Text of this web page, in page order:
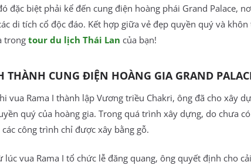
đặc biệt phải kể đến cung điện hoàng phái Grand Palace,
di tích cổ độc đáo. Kết hợp giữa vẻ đẹp quyền quý và
trong tour du lịch Thái Lan của bạn!
THÀNH CUNG ĐIỆN HOÀNG GIA GRAND
vua Rama I thành lập Vương triều Chakri, ông đã cho xây
quý của hoàng gia. Trong quá trình xây dựng, do chưa
công trình chỉ được xây bằng gỗ.
lúc vua Rama I tổ chức lễ đăng quang, ông quyết định cho